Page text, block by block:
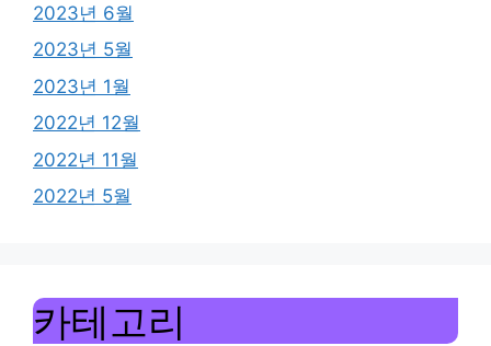
2023년 6월
2023년 5월
2023년 1월
2022년 12월
2022년 11월
2022년 5월
카테고리